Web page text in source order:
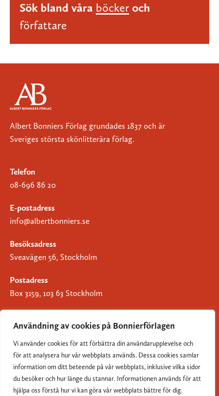
Användning av cookies på Bonnierförlagen
Vi använder cookies för att förbättra din användarupplevelse och
för att analysera hur vår webbplats används. Dessa cookies samlar
information om ditt beteende på vår webbplats, inklusive vilka sidor
du besöker och hur länge du stannar. Informationen används för att
hjälpa oss förstå hur vi kan göra vår webbplats bättre för dig.
Sök bland våra böcker och
författare
Albert Bonniers Förlag grundades 1837 och är
Sveriges största skönlitterära förlag.
Telefon
08-696 86 20
E-postadress
info@albertbonniers.se
Besöksadress
Sveavägen 56, Stockholm
Postadress
Box 3159, 103 63 Stockholm
Om Bonnierförlagen
Cookies
Integritetspolicy